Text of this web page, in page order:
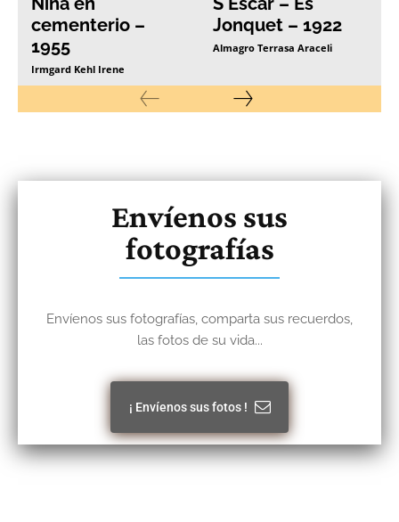
cementerio –
1955
Irmgard Kehl Irene
Jonquet – 1922
Almagro Terrasa Araceli
Envíenos sus
fotografías
Envíenos sus fotografías, comparta sus recuerdos,
las fotos de su vida...
¡ Envíenos sus fotos !